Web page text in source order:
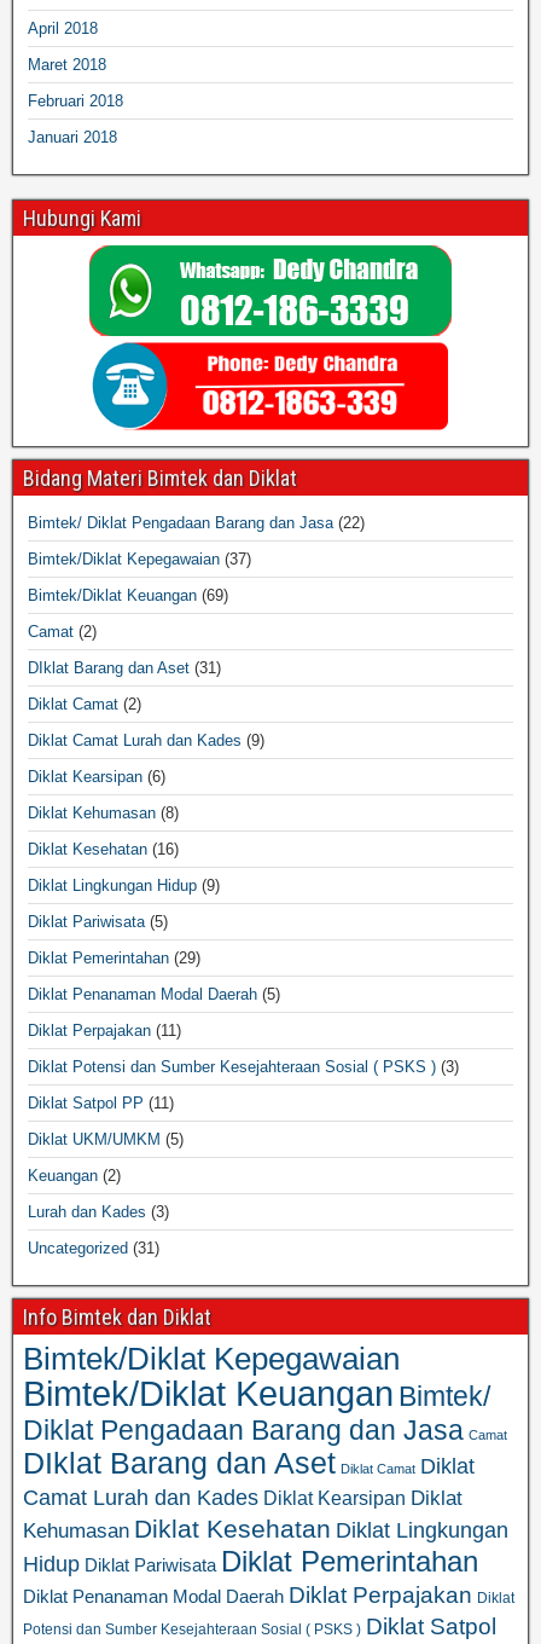
April 2018
Maret 2018
Februari 2018
Januari 2018
Hubungi Kami
Bidang Materi Bimtek dan Diklat
Bimtek/ Diklat Pengadaan Barang dan Jasa(22)
Bimtek/Diklat Kepegawaian (37)
Bimtek/Diklat Keuangan (69)
Camat (2)
DIklat Barang dan Aset (31)
Diklat Camat (2)
Diklat Camat Lurah dan Kades (9)
Diklat Kearsipan (6)
Diklat Kehumasan (8)
Diklat Kesehatan (16)
Diklat Lingkungan Hidup (9)
Diklat Pariwisata(5)
Diklat Pemerintahan (29)
Diklat Penanaman Modal Daerah (5)
Diklat Perpajakan (11)
Diklat Potensi dan Sumber Kesejahteraan Sosial ( PSKS ) (3)
Diklat Satpol PP (11)
Diklat UKM/UMKM (5)
Keuangan (2)
Lurah dan Kades (3)
Uncategorized (31)
Info Bimtek dan Diklat
Bimtek/Diklat Kepegawaian
Bimtek/Diklat Keuangan Bimtek/
Diklat Pengadaan Barang dan Jasa Camat
DIklat Barang dan Aset Diklat Camat Diklat
Camat Lurah dan Kades Diklat Kearsipan Diklat
Kehumasan Diklat Kesehatan Diklat Lingkungan
Hidup Diklat Pariwisata Diklat Pemerintahan
Diklat Penanaman Modal Daerah Diklat Perpajakan Diklat
Potensi dan Sumber Kesejahteraan Sosial ( PSKS ) Diklat Satpol